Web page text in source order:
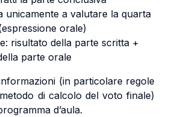
unicamente a valutare la quarta
orale)
risultato della parte scritta +
parte orale
(in particolare regole
di calcolo del voto finale)
d’aula.